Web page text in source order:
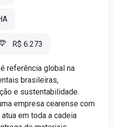
R$ 6.273
referência global na
brasileiras,
e sustentabilidade.
empresa cearense com
em toda a cadeia